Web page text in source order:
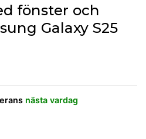
fönster och
Galaxy S25
nästa vardag